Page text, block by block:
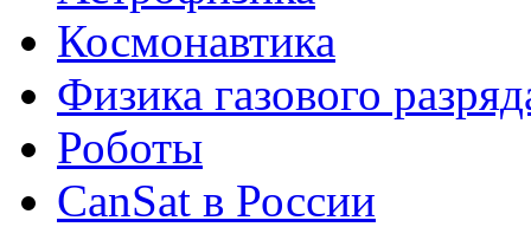
Космонавтика
Физика газового
Роботы
CanSat в России